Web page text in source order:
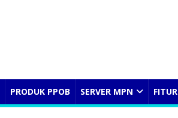
PRODUK PPOB SERVER MPN FITUR